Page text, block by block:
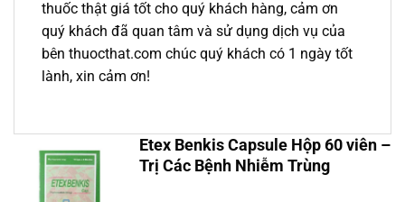
thuốc thật giá tốt cho quý khách hàng, cảm ơn
quý khách đã quan tâm và sử dụng dịch vụ của
bên thuocthat.com chúc quý khách có 1 ngày tốt
lành, xin cảm ơn!
Etex Benkis Capsule Hộp 60 viên –
Trị Các Bệnh Nhiễm Trùng